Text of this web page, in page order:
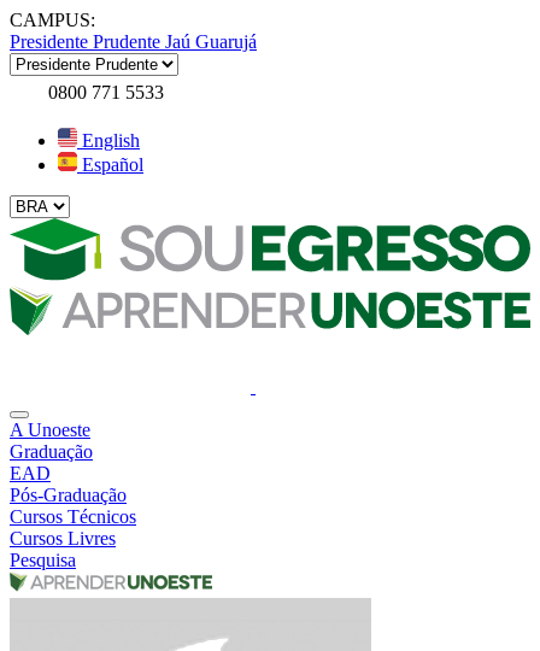
CAMPUS:
Presidente Prudente Jaú Guarujá
0800 771 5533
English
Español
A Unoeste
Graduação
EAD
Pós-Graduação
Cursos Técnicos
Cursos Livres
Pesquisa